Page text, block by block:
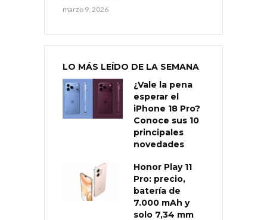
marzo 9, 2026
LO MÁS LEÍDO DE LA SEMANA
¿Vale la pena
esperar el
iPhone 18 Pro?
Conoce sus 10
principales
novedades
Honor Play 11
Pro: precio,
batería de
7.000 mAh y
solo 7,34 mm